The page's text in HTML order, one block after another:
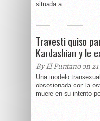
situada a...
Travesti quiso
Kardashian y le
By El Puntano on
Una modelo
obsesionada con la
muere en su intento